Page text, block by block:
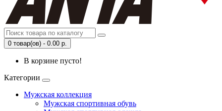
0 товар(ов) - 0.00 р.
В корзине пусто!
Категории
Мужская коллекция
Мужская спортивная обувь